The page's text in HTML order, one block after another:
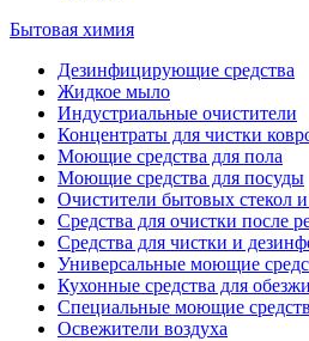
Бытовая химия
Дезинфицирующие средства
Жидкое мыло
Индустриальные очистители
Концентраты для чистки
Моющие средства для пола
Моющие средства для посуды
Очистители бытовых стекол и
Средства для очистки после
Средства для чистки и
Универсальные моющие
Кухонные средства для
Специальные моющие
Освежители воздуха